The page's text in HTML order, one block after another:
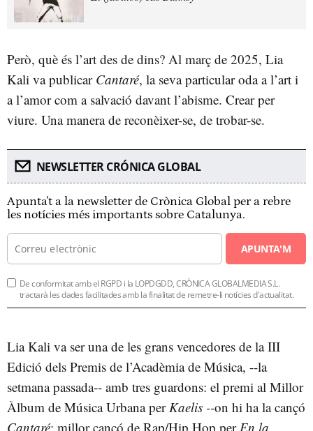
Però, què és l’art des de dins? Al març de 2025, Lia
Kali va publicar Cantaré, la seva particular oda a l’art i
a l’amor com a salvació davant l’abisme. Crear per
viure. Una manera de reconèixer-se, de trobar-se.
NEWSLETTER CRÓNICA GLOBAL
Apunta't a la newsletter de Crònica Global per a rebre
les notícies més importants sobre Catalunya.
APUNTA'M
De conformitat amb el RGPD i la LOPDGDD, CRÒNICA GLOBALMEDIA S.L.
tractarà les dades facilitades amb la finalitat de remetre-li notícies d'actualitat.
Lia Kali va ser una de les grans vencedores de la III
Edició dels Premis de l’Acadèmia de Música, --la
setmana passada-- amb tres guardons: el premi al Millor
Àlbum de Música Urbana per Kaelis --on hi ha la cançó
Cantaré; millor cançó de Rap/Hip Hop per En la